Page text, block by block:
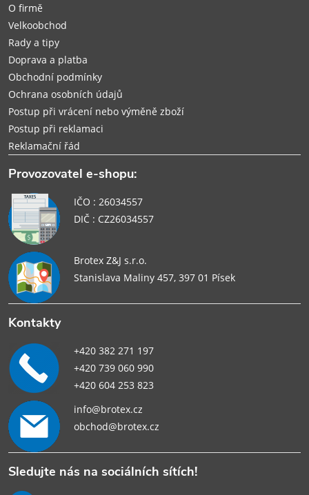
O firmě
Velkoobchod
Rady a tipy
Doprava a platba
Obchodní podmínky
Ochrana osobních údajů
Postup při vrácení nebo výměně zboží
Postup při reklamaci
Reklamační řád
Provozovatel e-shopu:
IČO : 26034557
DIČ : CZ26034557
Brotex Z&J s.r.o.
Stanislava Maliny 457, 397 01 Písek
Kontakty
+420 382 271 197
+420 739 060 990
+420 604 253 823
info@brotex.cz
obchod@brotex.cz
Sledujte nás na sociálních sítích!